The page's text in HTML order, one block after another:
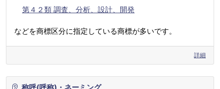
第４２類 調査、分析、設計、開発
などを商標区分に指定している商標が多いです。
詳細